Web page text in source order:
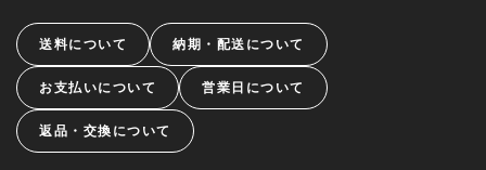
送料について 納期・配送について
お支払いについて 営業日について
返品・交換について